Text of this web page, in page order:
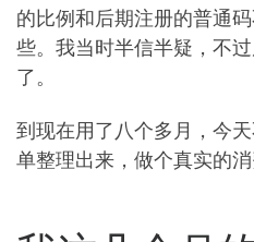
的比例和后期注册的普通
些。我当时半信半疑，不
了。
到现在用了八个多月，今
单整理出来，做个真实的消